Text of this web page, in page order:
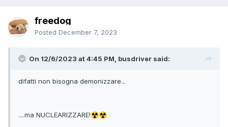
freedog
Posted December 7, 2023
On 12/6/2023 at 4:45 PM, busdriver said:
difatti non bisogna demonizzare...
....ma NUCLEARIZZARE!☢️☢️